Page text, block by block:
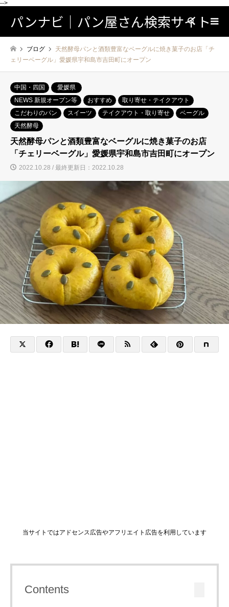
-->
パンナビ｜パン屋さん検索サイト検索
ブログ
天然酵母パンと酒類豊富なベーグルに焼き菓子のお店「チ
ェリーベーグル」愛媛県宇和島市吉田町にオープン
中国・四国
愛媛県
NEWS 新規オープン等
おすすめ
取り寄せ・テイクアウト
こだわりのパン
スイーツ テイクアウト・取り寄せ
ベーグル
天然酵母
天然酵母パンと酒類豊富なベーグルに焼き菓子のお店
「チェリーベーグル」愛媛県宇和島市吉田町にオープン
2022.10.28 / 最終更新日：2022.10.28
当サイトではアドセンス広告やアフリエイト広告を利用しています
Contents